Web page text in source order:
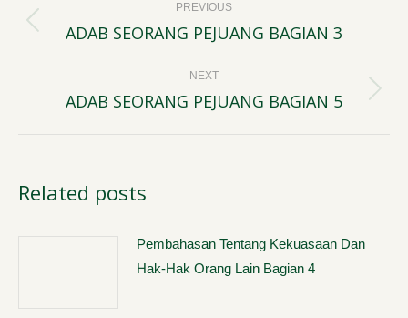
navigation PREVIOUS
Previous
ADAB SEORANG PEJUANG BAGIAN 3
NEXT
Next
ADAB SEORANG PEJUANG BAGIAN 5
Related posts
Pembahasan Tentang Kekuasaan Dan
Hak-Hak Orang Lain Bagian 4